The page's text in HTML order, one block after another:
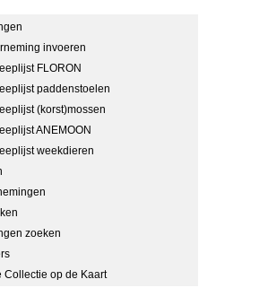
invoeren
FLORON
paddenstoelen
(korst)mossen
ANEMOON
weekdieren
zoeken
Collectie op de Kaart